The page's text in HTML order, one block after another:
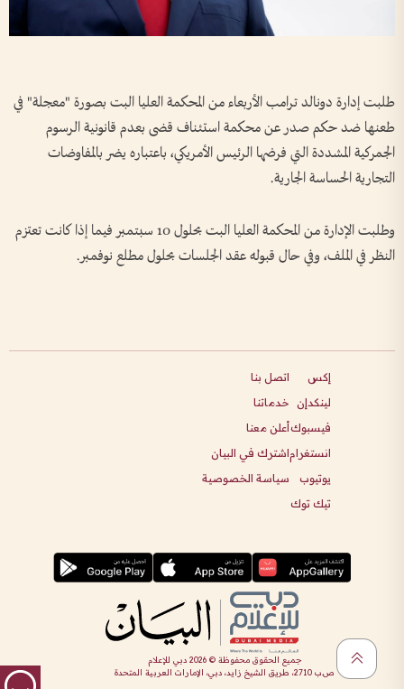
طلبت إدارة دونالد ترامب الأربعاء من المحكمة العليا البت بصورة "معجلة" في
طعنها ضد حكم صدر عن محكمة استئناف قضى بعدم قانونية الرسوم
الجمركية المشددة التي فرضها الرئيس الأمريكي، باعتباره يضر بالمفاوضات
التجارية الحساسة الجارية.
وطلبت الإدارة من المحكمة العليا البت بحلول 10 سبتمبر فيما إذا كانت تعتزم
النظر في الملف، وفي حال قبوله عقد الجلسات بحلول مطلع نوفمبر.
إكس
لينكدإن
فيسبوك
انستغرام
يوتيوب
تيك توك
اتصل بنا
خدماتنا
أعلن معنا
اشترك في البيان
سياسة الخصوصية
جميع الحقوق محفوظة ©2026 دبي للإعلام
ص.ب 2710، طريق الشيخ زايد، دبي، الإمارات العربية المتحدة